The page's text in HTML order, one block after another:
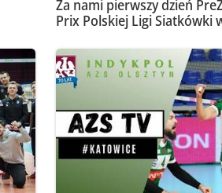
Za nami pierwszy dzień
Prix Polskiej Ligi Siatkówki